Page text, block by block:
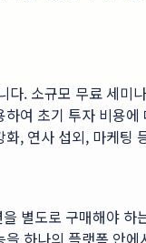
. 소규모 무료 세
여 초기 투자 비용
, 연사 섭외, 마케팅
별도로 구매해야